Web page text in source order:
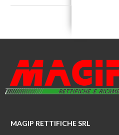
MAGIP RETTIFICHE SRL